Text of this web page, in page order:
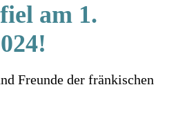
am 1.
Freunde der fränkischen